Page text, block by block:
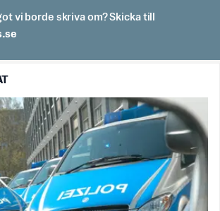
vi borde skriva om? Skicka till